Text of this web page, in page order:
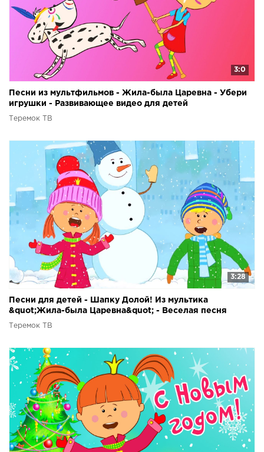
3:0
Песни из мультфильмов - Жила-была Царевна - Убери
игрушки - Развивающее видео для детей
Теремок ТВ
3:28
Песни для детей - Шапку Долой! Из мультика
&quot;Жила-была Царевна&quot; - Веселая песня
мультик про зиму
Теремок ТВ